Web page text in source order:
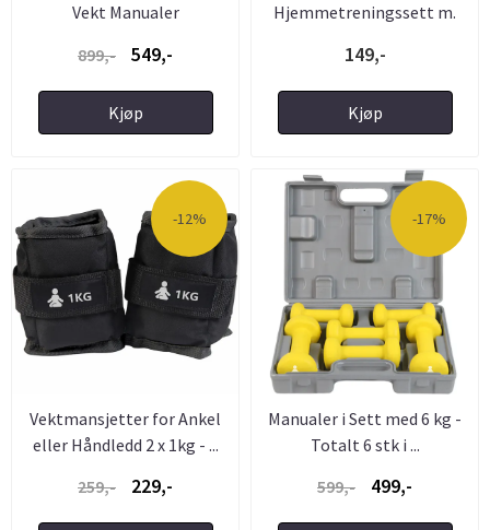
Vekt Manualer
899,-
549,-
Kjøp
Hjemmetreningssett m.
149,-
Kjøp
-12%
Vektmansjetter for Ankel
eller Håndledd 2 x 1kg - ...
259,-
229,-
-17%
Manualer i Sett med 6 kg -
Totalt 6 stk i ...
599,-
499,-